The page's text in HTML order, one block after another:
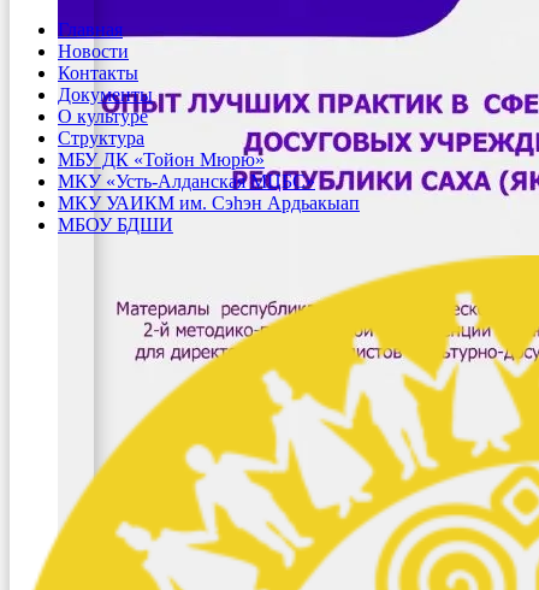
Главная
Новости
Контакты
Документы
О культуре
Структура
МБУ ДК «Тойон Мюрю»
МКУ «Усть-Алданская МЦБС»
МКУ УАИКМ им. Сэһэн Ардьакыап
МБОУ БДШИ